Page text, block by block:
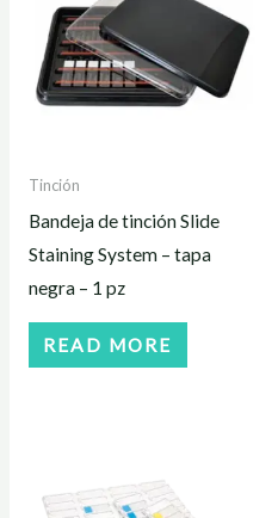
Tinción
Bandeja de tinción Slide
Staining System – tapa
negra – 1 pz
READ MORE